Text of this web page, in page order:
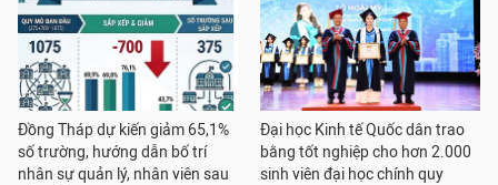
Đồng Tháp dự kiến giảm 65,1%
số trường, hướng dẫn bố trí
nhân sự quản lý, nhân viên sau
Đại học Kinh tế Quốc dân trao
bằng tốt nghiệp cho hơn 2.000
sinh viên đại học chính quy